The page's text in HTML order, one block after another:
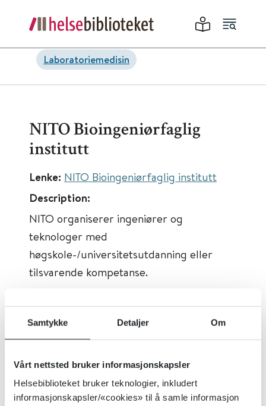
Samtykke Detaljer Om
Vårt nettsted bruker informasjonskapsler
Helsebiblioteket bruker teknologier, inkludert
informasjonskapsler/«cookies» til å samle informasjon
Laboratoriemedisin
NITO Bioingeniørfaglig
institutt
Lenke: NITO Bioingeniørfaglig institutt
Description:
NITO organiserer ingeniører og
teknologer med
høgskole-/universitetsutdanning eller
tilsvarende kompetanse.
Tema:Laboratoriemedisin
Dokumenttype: Organisasjoner